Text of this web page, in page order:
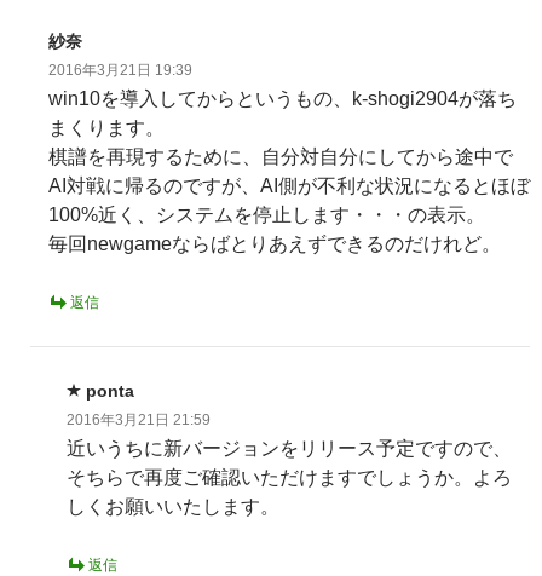
紗奈
2016年3月21日 19:39
win10を導入してからというもの、k-shogi2904が落ち
まくります。
棋譜を再現するために、自分対自分にしてから途中で
AI対戦に帰るのですが、AI側が不利な状況になるとほぼ
100%近く、システムを停止します・・・の表示。
毎回newgameならばとりあえずできるのだけれど。
返信
ponta
2016年3月21日 21:59
近いうちに新バージョンをリリース予定ですので、
そちらで再度ご確認いただけますでしょうか。よろ
しくお願いいたします。
返信